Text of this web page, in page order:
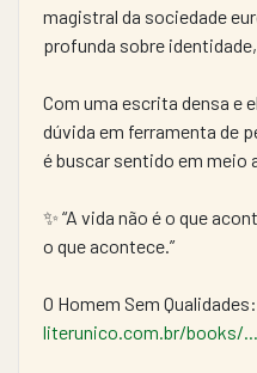
magistral da sociedade
profunda sobre
Com uma escrita densa e
dúvida em ferramenta de
é buscar sentido em meio
✨ “A vida não é o que
o que acontece.”
literunico.com.br/books/...